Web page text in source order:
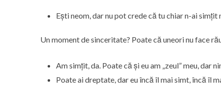
Ești neom, dar nu pot crede că tu chiar n-ai simțit
Un moment de sinceritate? Poate că uneori nu face
Am simțit, da. Poate că și eu am „zeul” meu, dar
Poate ai dreptate, dar eu încă îl mai simt, încă îl